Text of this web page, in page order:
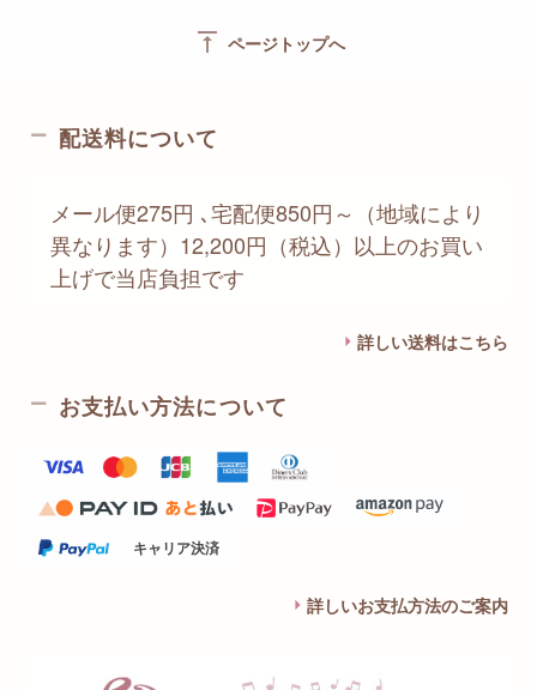
vertical_align_top ページトップへ
配送料について
メール便275円 ､宅配便850円～（地域により
異なります）12,200円（税込）以上のお買い
上げで当店負担です
詳しい送料はこちら
お支払い方法について
キャリア決済
詳しいお支払方法のご案内